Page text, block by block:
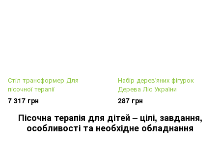
Стіл трансформер Для
пісочної терапії
7 317 грн
Набір дерев'яних фігурок
Дерева Ліс України
287 грн
Пісочна терапія для дітей – цілі, завдання,
особливості та необхідне обладнання